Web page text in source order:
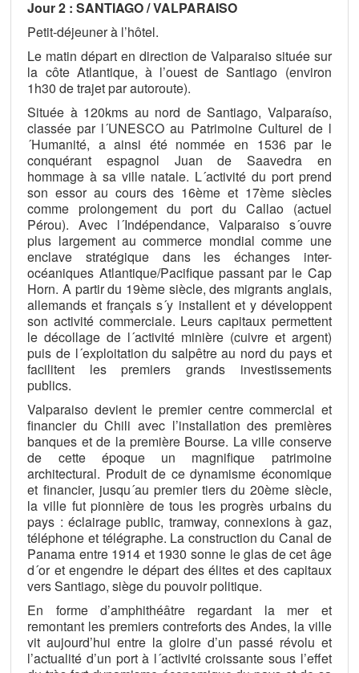
Jour 2 : SANTIAGO / VALPARAISO
Petit-déjeuner à l’hôtel.
Le matin départ en direction de Valparaiso située sur
la côte Atlantique, à l’ouest de Santiago (environ
1h30 de trajet par autoroute).
Située à 120kms au nord de Santiago, Valparaíso,
classée par l´UNESCO au Patrimoine Culturel de l
´Humanité, a ainsi été nommée en 1536 par le
conquérant espagnol Juan de Saavedra en
hommage à sa ville natale. L´activité du port prend
son essor au cours des 16ème et 17ème siècles
comme prolongement du port du Callao (actuel
Pérou). Avec l´Indépendance, Valparaiso s´ouvre
plus largement au commerce mondial comme une
enclave stratégique dans les échanges inter-
océaniques Atlantique/Pacifique passant par le Cap
Horn. A partir du 19ème siècle, des migrants anglais,
allemands et français s´y installent et y développent
son activité commerciale. Leurs capitaux permettent
le décollage de l´activité minière (cuivre et argent)
puis de l´exploitation du salpêtre au nord du pays et
facilitent les premiers grands investissements
publics.
Valparaiso devient le premier centre commercial et
financier du Chili avec l’installation des premières
banques et de la première Bourse. La ville conserve
de cette époque un magnifique patrimoine
architectural. Produit de ce dynamisme économique
et financier, jusqu´au premier tiers du 20ème siècle,
la ville fut pionnière de tous les progrès urbains du
pays : éclairage public, tramway, connexions à gaz,
téléphone et télégraphe. La construction du Canal de
Panama entre 1914 et 1930 sonne le glas de cet âge
d´or et engendre le départ des élites et des capitaux
vers Santiago, siège du pouvoir politique.
En forme d’amphithéâtre regardant la mer et
remontant les premiers contreforts des Andes, la ville
vit aujourd’hui entre la gloire d’un passé révolu et
l’actualité d’un port à l´activité croissante sous l’effet